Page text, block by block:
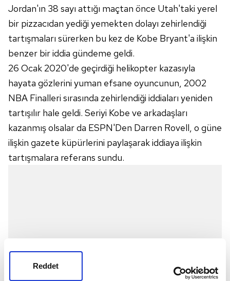
Reddet
Jordan'ın 38 sayı attığı maçtan önce Utah'taki yerel
bir pizzacıdan yediği yemekten dolayı zehirlendiği
tartışmaları sürerken bu kez de Kobe Bryant'a ilişkin
benzer bir iddia gündeme geldi.
26 Ocak 2020'de geçirdiği helikopter kazasıyla
hayata gözlerini yuman efsane oyuncunun, 2002
NBA Finalleri sırasında zehirlendiği iddiaları yeniden
tartışılır hale geldi. Seriyi Kobe ve arkadaşları
kazanmış olsalar da ESPN'Den Darren Rovell, o güne
ilişkin gazete küpürlerini paylaşarak iddiaya ilişkin
tartışmalara referans sundu.